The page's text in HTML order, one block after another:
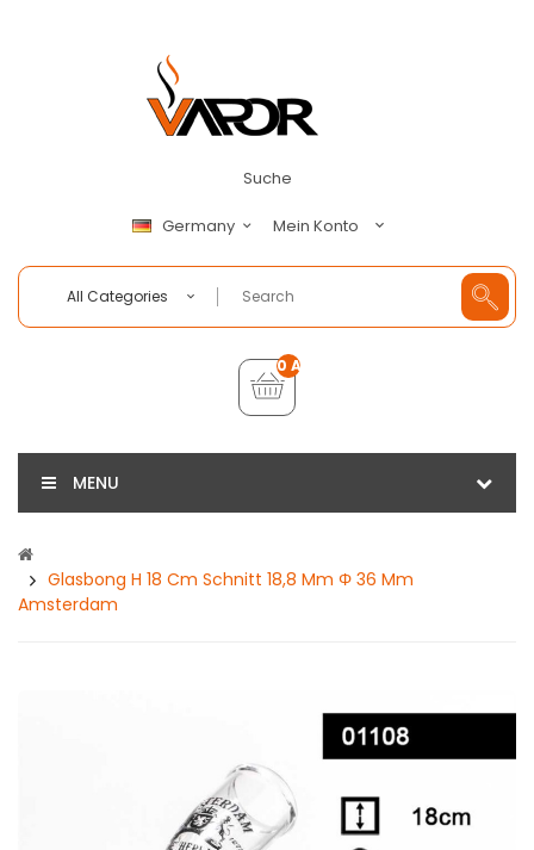
Suche
Germany Mein Konto
All Categories
0 Artikel - €0,00
MENU
Glasbong H 18 Cm Schnitt 18,8 Mm Φ 36 Mm
Amsterdam